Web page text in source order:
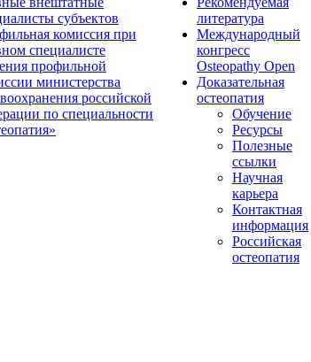
субъектов
комиссия при
специалисте
профильной
министерства
российской
по специальности
литература
Международный
конгресс
Osteopathy Open
Доказательная
остеопатия
Обучение
Ресурсы
Полезные
ссылки
Научная
карьера
Контактная
информация
Российская
остеопатия